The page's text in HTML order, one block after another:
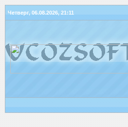
Четверг, 06.08.2026, 21:11